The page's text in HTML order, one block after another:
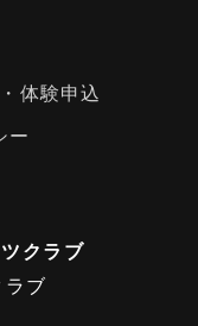
体験申込
ー
クラブ
ブ